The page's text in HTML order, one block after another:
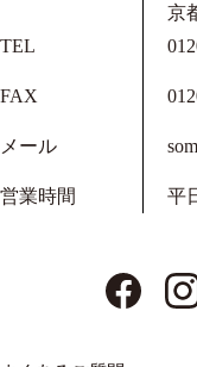
京
TEL
FAX
メール
営業時間 平